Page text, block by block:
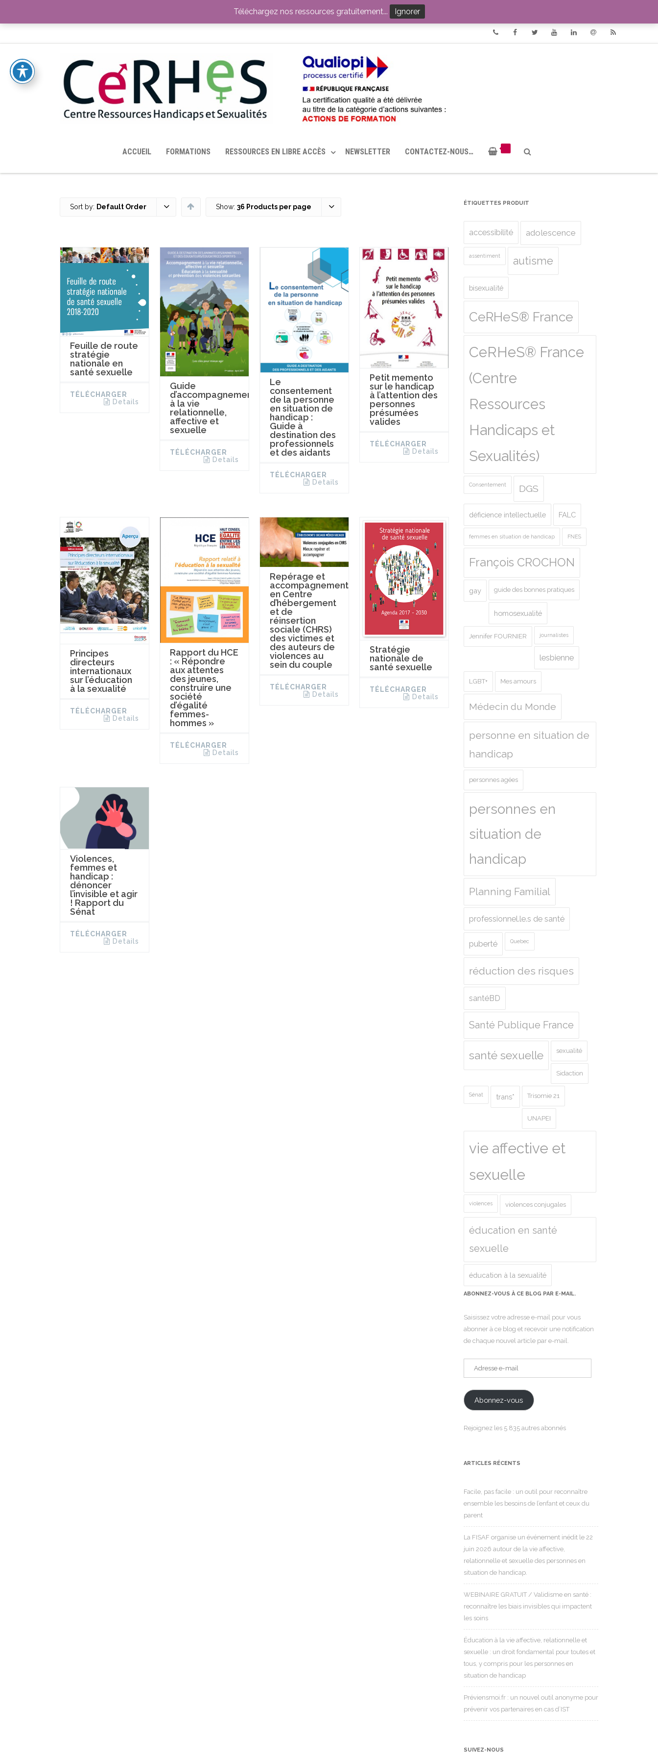
TOUTES LES RESSOURCES MISES À DISPOSITION PAR LE CERHES® FRANCE OUTILS EN SANTÉ SEXUELLE
ACCUEIL FORMATIONS RESSOURCES EN LIBRE ACCÈS NEWSLETTER CONTACTEZ-NOUS…
Sort by: Default Order Show: 36 Products per page
Feuille de route
stratégie
nationale en
santé sexuelle
TÉLÉCHARGER
Details
Guide
d’accompagnement
à la vie
relationnelle,
affective et
sexuelle
TÉLÉCHARGER
Details
Le
consentement
de la personne
en situation de
handicap :
Guide à
destination des
professionnels
et des aidants
TÉLÉCHARGER
Details
Petit memento
sur le handicap
à l’attention des
personnes
présumées
valides
TÉLÉCHARGER
Details
Principes
directeurs
internationaux
sur l’éducation
à la sexualité
TÉLÉCHARGER
Details
Rapport du HCE
: « Répondre
aux attentes
des jeunes,
construire une
société
d’égalité
femmes-
hommes »
TÉLÉCHARGER
Details
Repérage et
accompagnement
en Centre
d’hébergement
et de
réinsertion
sociale (CHRS)
des victimes et
des auteurs de
violences au
sein du couple
TÉLÉCHARGER
Details
Stratégie
nationale de
santé sexuelle
TÉLÉCHARGER
Details
Violences,
femmes et
handicap :
dénoncer
l’invisible et agir
! Rapport du
Sénat
TÉLÉCHARGER
Details
ÉTIQUETTES PRODUIT
accessibilité adolescence
assentiment autisme
bisexualité
CeRHeS® France
CeRHeS® France
(Centre
Ressources
Handicaps et
Sexualités)
Consentement DGS
déficience intellectuelle FALC
femmes en situation de handicap FNES
François CROCHON
gay guide des bonnes pratiques
homosexualité
Jennifer FOURNIER journalistes
lesbienne
LGBT+ Mes amours
Médecin du Monde
personne en situation de
handicap
personnes agées
personnes en
situation de
handicap
Planning Familial
professionnel.le.s de santé
puberté Quebec
réduction des risques
santéBD
Santé Publique France
santé sexuelle sexualité
Sidaction
Sénat trans* Trisomie 21
UNAPEI
vie affective et
sexuelle
violences violences conjugales
éducation en santé
sexuelle
éducation à la sexualité
ABONNEZ-VOUS À CE BLOG PAR E-MAIL.
Saisissez votre adresse e-mail pour vous
abonner à ce blog et recevoir une notification
de chaque nouvel article par e-mail.
Adresse
e-
Abonnez-vous
Rejoignez les 5 835 autres abonnés
ARTICLES RÉCENTS
Facile, pas facile : un outil pour reconnaître
ensemble les besoins de l’enfant et ceux du
parent
La FISAF organise un événement inédit le 22
juin 2026 autour de la vie affective,
relationnelle et sexuelle des personnes en
situation de handicap.
WEBINAIRE GRATUIT / Validisme en santé :
reconnaître les biais invisibles qui impactent
les soins
Éducation à la vie affective, relationnelle et
sexuelle : un droit fondamental pour toutes et
tous, y compris pour les personnes en
situation de handicap
Préviensmoi.fr : un nouvel outil anonyme pour
prévenir vos partenaires en cas d’IST
SUIVEZ-NOUS
Téléchargez nos ressources gratuitement... Ignorer